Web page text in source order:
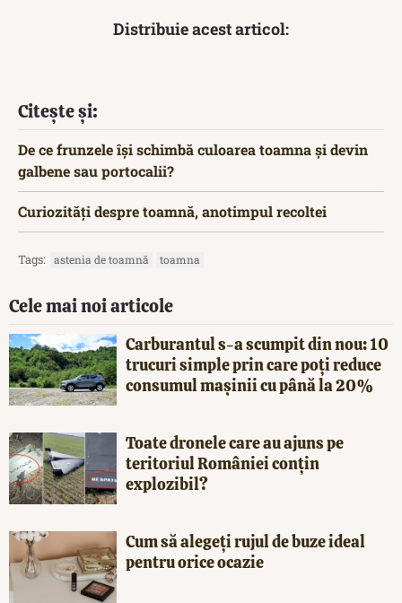
Distribuie acest articol:
Citește și:
De ce frunzele își schimbă culoarea toamna și devin
galbene sau portocalii?
Curiozități despre toamnă, anotimpul recoltei
Tags: astenia de toamnă toamna
Cele mai noi articole
Carburantul s-a scumpit din nou: 10
trucuri simple prin care poți reduce
consumul mașinii cu până la 20%
Toate dronele care au ajuns pe
teritoriul României conțin
explozibil?
Cum să alegeți rujul de buze ideal
pentru orice ocazie